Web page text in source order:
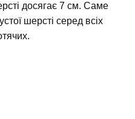
досягає 7 см. Саме
шерсті серед всіх